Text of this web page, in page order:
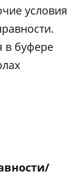
условия
в буфере